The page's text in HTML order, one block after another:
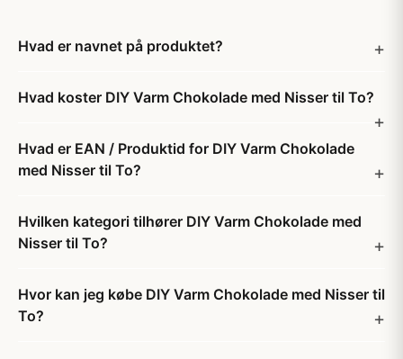
Hvad er navnet på produktet?
Hvad koster DIY Varm Chokolade med Nisser til To?
Hvad er EAN / Produktid for DIY Varm Chokolade
med Nisser til To?
Hvilken kategori tilhører DIY Varm Chokolade med
Nisser til To?
Hvor kan jeg købe DIY Varm Chokolade med Nisser til
To?